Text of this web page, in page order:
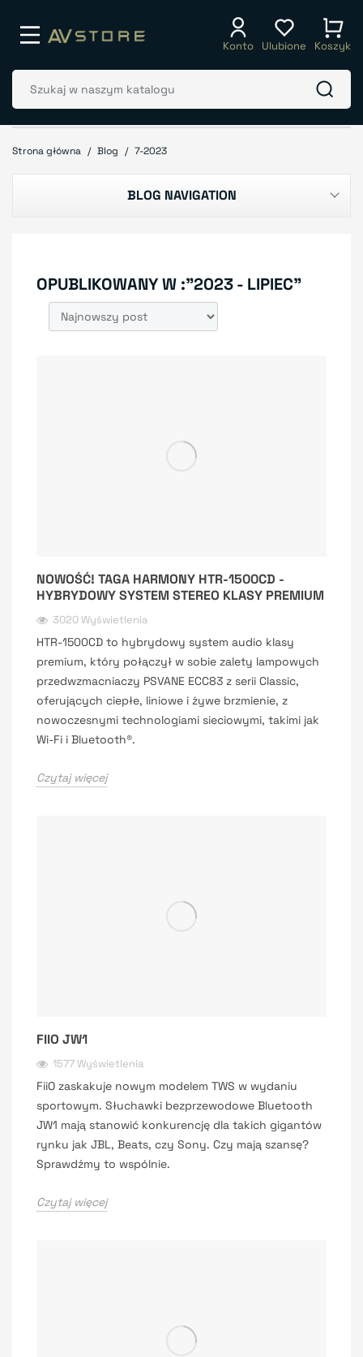
Konto Ulubione Koszyk
Strona główna Blog 7-2023
BLOG NAVIGATION
OPUBLIKOWANY W :"2023 - LIPIEC"
NOWOŚĆ! TAGA HARMONY HTR-1500CD -
HYBRYDOWY SYSTEM STEREO KLASY PREMIUM
3020 Wyświetlenia
HTR-1500CD to hybrydowy system audio klasy
premium, który połączył w sobie zalety lampowych
przedwzmacniaczy PSVANE ECC83 z serii Classic,
oferujących ciepłe, liniowe i żywe brzmienie, z
nowoczesnymi technologiami sieciowymi, takimi jak
Wi-Fi i Bluetooth®.
Czytaj więcej
FIIO JW1
1577 Wyświetlenia
FiiO zaskakuje nowym modelem TWS w wydaniu
sportowym. Słuchawki bezprzewodowe Bluetooth
JW1 mają stanowić konkurencję dla takich gigantów
rynku jak JBL, Beats, czy Sony. Czy mają szansę?
Sprawdźmy to wspólnie.
Czytaj więcej